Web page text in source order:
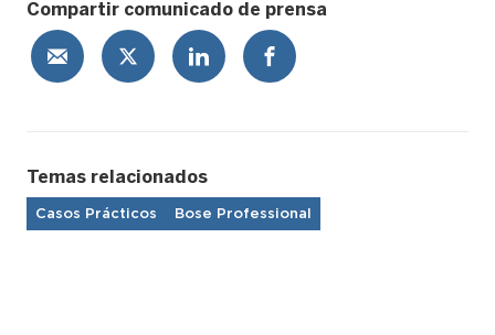
Compartir comunicado de prensa
Temas relacionados
Casos Prácticos Bose Professional